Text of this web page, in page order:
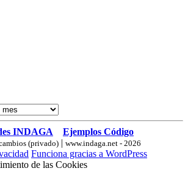
INDAGA Ejemplos Código
(privado) | www.indaga.net - 2026
Funciona gracias a WordPress
de las Cookies